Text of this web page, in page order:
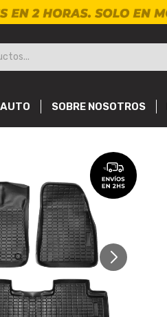
SOBRE NOSOTROS